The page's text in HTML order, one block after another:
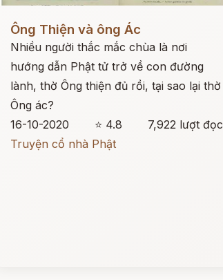
Đọc ngay
Ông Thiện và ông Ác
Nhiều người thắc mắc chùa là nơi
hướng dẫn Phật tử trở về con đường
lành, thờ Ông thiện đủ rồi, tại sao lại thờ
Ông ác?
16-10-2020
⭐ 4.8
7,922 lượt đọc
Truyện cổ nhà Phật